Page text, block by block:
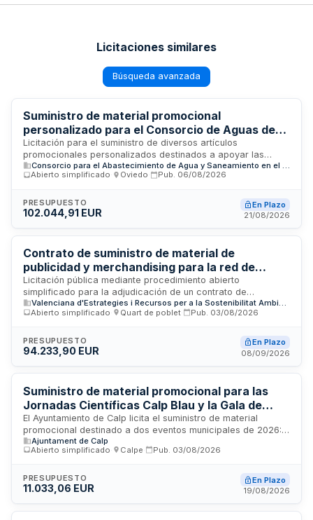
Licitaciones similares
Búsqueda avanzada
Suministro de material promocional
personalizado para el Consorcio de Aguas de
Asturias
Licitación para el suministro de diversos artículos
promocionales personalizados destinados a apoyar las
acciones divulgativas y de educación ambiental del
Consorcio de Aguas de Asturias. El material incluye
otros productos, que serán utilizados en ferias, eventos y
actos como la Feria Internacional de Muestras de Gijón y
Consorcio para el Abastecimiento de Agua y Saneamiento en el Principado de Asturias
Abierto simplificado
Oviedo Pub. 06/08/2026
PRESUPUESTO
102.044,91 EUR
En Plazo
21/08/2026
Contrato de suministro de material de
publicidad y merchandising para la red de
parques naturales de la Comunitat Valenciana
Licitación pública mediante procedimiento abierto
simplificado para la adjudicación de un contrato de
suministro de material de publicidad y merchandising
destinado a la red de parques naturales de la Comunitat
de Contratos del Sector Público y se tramita sin división en
lotes. Los licitadores deberán acreditar capacidad de obrar,
financiera y técnica, así como clasificación empresarial.
Valenciana d'Estrategies i Recursos per a la Sostenibilitat Ambiental, Sociedad Anónima
Abierto simplificado
Quart de poblet Pub. 03/08/2026
PRESUPUESTO
94.233,90 EUR
En Plazo
08/09/2026
Suministro de material promocional para las
Jornadas Científicas Calp Blau y la Gala de
Viles en Flor 2026 del Ayuntamiento de Calp
El Ayuntamiento de Calp licita el suministro de material
promocional destinado a dos eventos municipales de 2026:
las Jornadas Científicas Calp Blau y la Gala de Viles en Flor.
La contratación se divide en dos lotes independientes que
procedimiento empleado es abierto simplificado abreviado,
con criterio de adjudicación basado en el precio más bajo,
municipales.
Ajuntament de Calp
Abierto simplificado
Calpe Pub. 03/08/2026
PRESUPUESTO
11.033,06 EUR
En Plazo
19/08/2026